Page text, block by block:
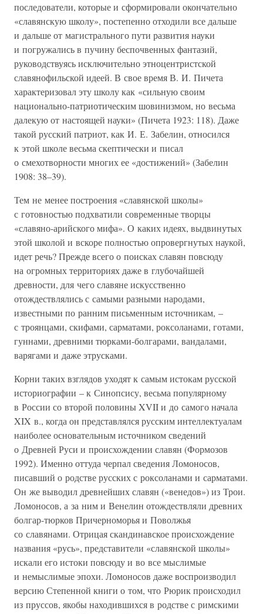
последователи, которые и сформировали окончательно
«славянскую школу», постепенно отходили все дальше
и дальше от магистрального пути развития науки
и погружались в пучину беспочвенных фантазий,
руководствуясь исключительно этноцентристской
славянофильской идеей. В свое время В. И. Пичета
характеризовал эту школу как «сильную своим
национально-патриотическим шовинизмом, но весьма
далекую от настоящей науки» (Пичета 1923: 118). Даже
такой русский патриот, как И. Е. Забелин, относился
к этой школе весьма скептически и писал
о смехотворности многих ее «достижений» (Забелин
1908: 38–39).
Тем не менее построения «славянской школы»
с готовностью подхватили современные творцы
«славяно-арийского мифа». О каких идеях, выдвинутых
этой школой и вскоре полностью опровергнутых наукой,
идет речь? Прежде всего о поисках славян повсюду
на огромных территориях даже в глубочайшей
древности, для чего славяне искусственно
отождествлялись с самыми разными народами,
известными по ранним письменным источникам, –
с троянцами, скифами, сарматами, роксоланами, готами,
гуннами, древними тюрками-болгарами, вандалами,
варягами и даже этрусками.
Корни таких взглядов уходят к самым истокам русской
историографии – к Синопсису, весьма популярному
в России со второй половины XVII и до самого начала
XIX в., когда он представлялся русским интеллектуалам
наиболее основательным источником сведений
о Древней Руси и происхождении славян (Формозов
1992). Именно оттуда черпал сведения Ломоносов,
писавший о родстве русских с роксоланами и сарматами.
Он же выводил древнейших славян («венедов») из Трои.
Ломоносов, а за ним и Венелин отождествляли древних
болгар-тюрков Причерноморья и Поволжья
со славянами. Отрицая скандинавское происхождение
названия «русь», представители «славянской школы»
искали его истоки повсюду и во все мыслимые
и немыслимые эпохи. Ломоносов даже воспроизводил
версию Степенной книги о том, что Рюрик происходил
из пруссов, якобы находившихся в родстве с римскими